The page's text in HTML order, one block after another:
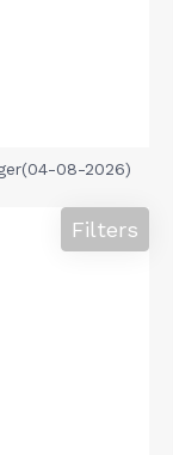
08-2026)
Filters